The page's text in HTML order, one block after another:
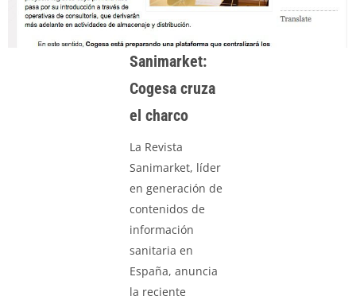
Sanimarket:
Cogesa cruza
el charco
La Revista
Sanimarket, líder
en generación de
contenidos de
información
sanitaria en
España, anuncia
la reciente